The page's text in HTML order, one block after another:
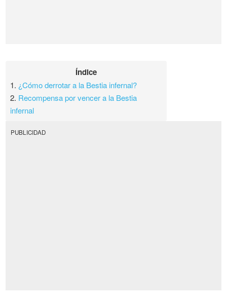
Índice
1. ¿Cómo derrotar a la Bestia infernal?
2. Recompensa por vencer a la Bestia
infernal
PUBLICIDAD